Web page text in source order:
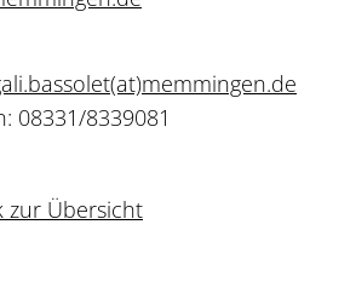
(at)memmingen.de
08331/8339081
zur Übersicht